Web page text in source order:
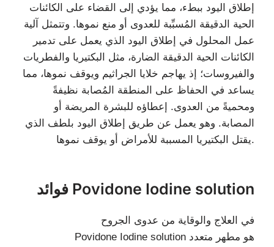
إطلاق اليود ببطء، مما يؤدي إلى القضاء على الكائنات
الحية الدقيقة المُسبِّبة للعدوى أو منع نموها. وتتمثل آلية
عمل المحلول في إطلاق اليود الذي يعمل على تدمير
الكائنات الحية الدقيقة الضارة، مثل البكتيريا والفطريات
والفيروسات؛ إذ يهاجم خلايا الجراثيم ويوقف نموها، مما
يساعد في الحفاظ على المنطقة المُصابة نظيفةً
ومحميةً من العدوى. إعطاؤه للبشرة المريضة أو
المصابة. وهو يعمل عن طريق إطلاق اليود بلطف الذي
يقتل البكتيريا المسببة للأمراض أو يوقف نموها.
فوائد Povidone Iodine solution
في العلاج والوقاية من عدوى الجروح
Povidone Iodine solution هو مطهر متعدد